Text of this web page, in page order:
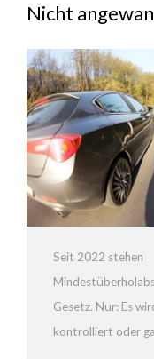
Nicht
Seit 2022 stehen
Gesetz. Nur: Es
kontrolliert oder